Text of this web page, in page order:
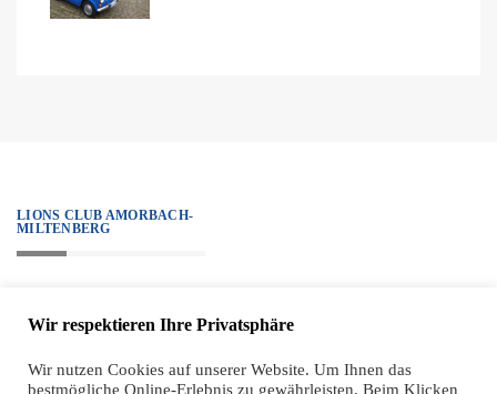
LIONS CLUB AMORBACH-
MILTENBERG
sind diesem Ziel verpflichtet. Zugleich haben wir einen hohen ethischen
Anspruch an unsere Mitglieder, der sich sehr klar in unseren Grundsätzen
Wir respektieren Ihre Privatsphäre
Wir nutzen Cookies auf unserer Website. Um Ihnen das
bestmögliche Online-Erlebnis zu gewährleisten. Beim Klicken